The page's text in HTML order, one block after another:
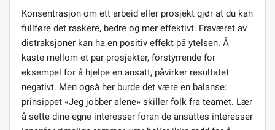
Konsentrasjon om ett arbeid eller prosjekt gjør at du kan
fullføre det raskere, bedre og mer effektivt. Fraværet av
distraksjoner kan ha en positiv effekt på ytelsen. Å
kaste mellom et par prosjekter, forstyrrende for
eksempel for å hjelpe en ansatt, påvirker resultatet
negativt. Men også her burde det være en balanse:
prinsippet «Jeg jobber alene» skiller folk fra teamet. Lær
å sette dine egne interesser foran de ansattes interesser